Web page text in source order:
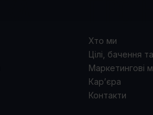
Хто ми
Цілі, бачення
Маркетингові
Кар’єра
Контакти